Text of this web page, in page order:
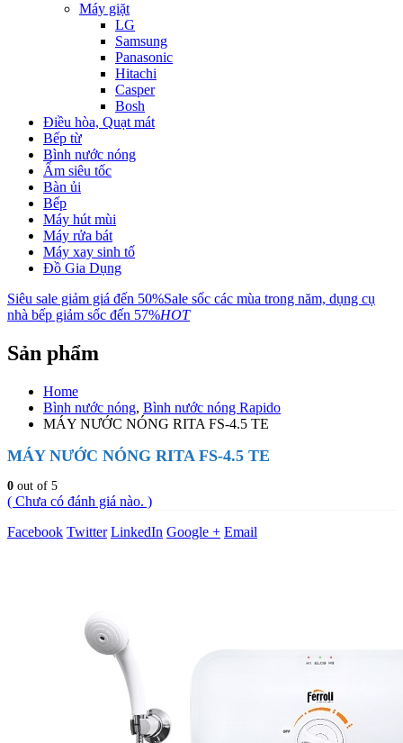
Máy giặt
LG
Samsung
Panasonic
Hitachi
Casper
Bosh
Điều hòa, Quạt mát
Bếp từ
Bình nước nóng
Ấm siêu tốc
Bàn ủi
Bếp
Máy hút mùi
Máy rửa bát
Máy xay sinh tố
Đồ Gia Dụng
Siêu sale giảm giá đến 50%Sale sốc các mùa trong năm, dụng cụ
nhà bếp giảm sốc đến 57%HOT
Sản phẩm
Home
Bình nước nóng, Bình nước nóng Rapido
MÁY NƯỚC NÓNG RITA FS-4.5 TE
MÁY NƯỚC NÓNG RITA FS-4.5 TE
0 out of 5
( Chưa có đánh giá nào. )
Facebook Twitter LinkedIn Google + Email